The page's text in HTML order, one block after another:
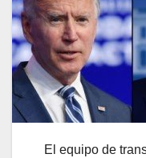
El equipo de